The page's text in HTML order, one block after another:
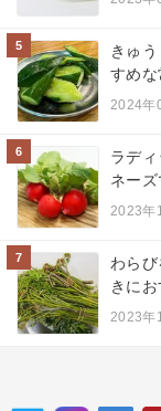
5
きゅ
すめな
2024年
6
ラデ
ネーズ
2023年
7
わら
きに
2023年